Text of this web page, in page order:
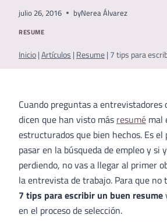
julio 26, 2016 byNerea Álvarez
RESUME
Inicio | Artículos | Resume | 7 tips para
Cuando preguntas a entrevistadores
dicen que han visto más resumé mal
estructurados que bien hechos. Es
pasar en la búsqueda de empleo y si
perdiendo, no vas a llegar al primer
la entrevista de trabajo. Para que no
7 tips para escribir un buen resume
en el proceso de selección.